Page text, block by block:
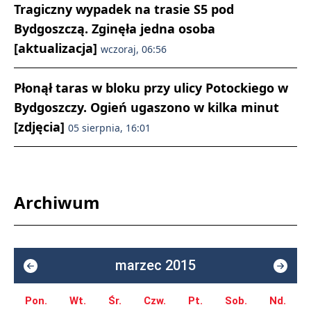
Tragiczny wypadek na trasie S5 pod
Bydgoszczą. Zginęła jedna osoba
[aktualizacja] wczoraj, 06:56
Płonął taras w bloku przy ulicy Potockiego w
Bydgoszczy. Ogień ugaszono w kilka minut
[zdjęcia] 05 sierpnia, 16:01
Archiwum
marzec 2015
Pon. Wt. Śr. Czw. Pt. Sob. Nd.